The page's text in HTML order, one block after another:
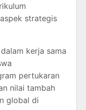
strategis
kerja sama
pertukaran
nilai tambah
global di